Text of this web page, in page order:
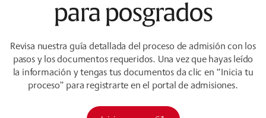
para posgrados
Revisa nuestra guía detallada del proceso de admisión con los
pasos y los documentos requeridos. Una vez que hayas leído
la información y tengas tus documentos da clic en “Inicia tu
proceso” para registrarte en el portal de admisiones.